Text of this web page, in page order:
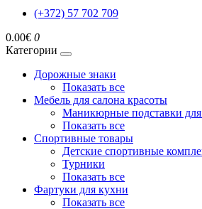
(+372) 57 702 709
0.00€ 0
Категории
Дорожные знаки
Показать все
Мебель для салона красоты
Маникюрные подставки
Показать все
Спортивные товары
Детские спортивные
Турники
Показать все
Фартуки для кухни
Показать все